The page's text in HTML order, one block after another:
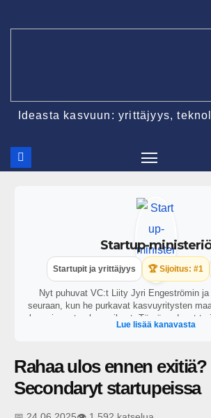
Ideasta kasvuun: yrittäjyys,
Startup-
Startupit ja yrittäjyys 🏆 Sijoitus: #1
Nyt puhuvat VC:t Liity Jyri Engeströmin ja
seuraan, kun he purkavat kasvuyritysten
kuumimmat puheenaiheet. Tämä podcast
näkemystä, asiantuntemusta ja keskustelua
Lue lisää kanavasta
Rahaa ulos ennen exitiä?
Secondaryt startupeissa